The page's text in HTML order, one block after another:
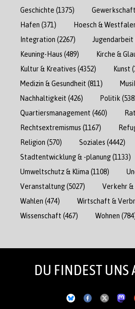
Geschichte (1375)
Hafen (371) Hoesch &
Integration (2267) Jugendarbeit
Keuning-Haus (489) Kirche &
Kultur & Kreatives (4352) Kunst
Medizin & Gesundheit (811)
Nachhaltigkeit (426) Politik
Quartiersmanagement (460) Rat
Rechtsextremismus (1167)
Religion (570) Soziales (4442)
Stadtentwicklung & -planung(1133)
Umweltschutz & Klima (1108)
Veranstaltung(5027) Verkehr
Wahlen (474) Wirtschaft &
Wissenschaft (467) Wohnen
DU FINDEST UNS